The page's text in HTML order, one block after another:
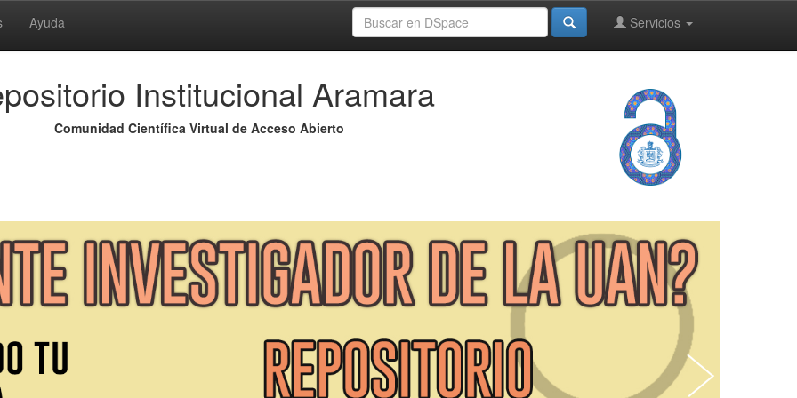
Ayuda Servicios
Institucional Aramara
Comunidad Científica Virtual de Acceso Abierto